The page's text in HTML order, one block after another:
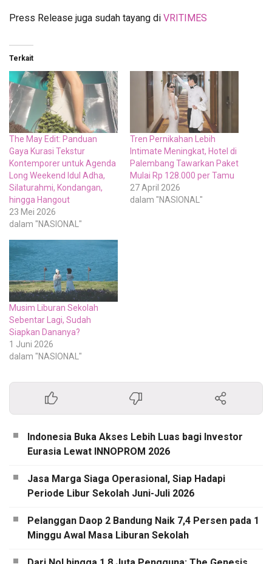
Press Release juga sudah tayang di VRITIMES
Terkait
The May Edit: Panduan
Gaya Kurasi Tekstur
Kontemporer untuk Agenda
Long Weekend Idul Adha,
Silaturahmi, Kondangan,
hingga Hangout
23 Mei 2026
dalam "NASIONAL"
Tren Pernikahan Lebih
Intimate Meningkat, Hotel di
Palembang Tawarkan Paket
Mulai Rp 128.000 per Tamu
27 April 2026
dalam "NASIONAL"
Musim Liburan Sekolah
Sebentar Lagi, Sudah
Siapkan Dananya?
1 Juni 2026
dalam "NASIONAL"
Indonesia Buka Akses Lebih Luas bagi Investor
Eurasia Lewat INNOPROM 2026
Jasa Marga Siaga Operasional, Siap Hadapi
Periode Libur Sekolah Juni-Juli 2026
Pelanggan Daop 2 Bandung Naik 7,4 Persen pada 1
Minggu Awal Masa Liburan Sekolah